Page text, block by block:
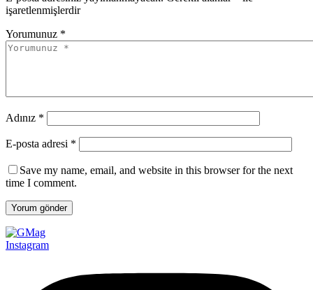
işaretlenmişlerdir
Yorumunuz *
Adınız *
E-posta adresi *
Save my name, email, and website in this browser for the next
time I comment.
Yorum gönder
Instagram